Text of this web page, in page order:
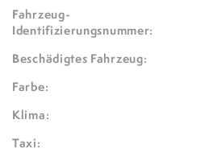
Fahrzeug-
Identifizierungsnummer:
Beschädigtes Fahrzeug:
Farbe:
Klima:
Taxi: